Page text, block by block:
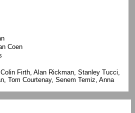
Coen
Firth, Alan Rickman, Stanley Tucci,
Tom Courtenay, Senem Temiz, Anna